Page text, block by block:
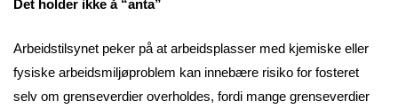
Det holder ikke å “anta”
Arbeidstilsynet peker på at arbeidsplasser med kjemiske eller
fysiske arbeidsmiljøproblem kan innebære risiko for fosteret
selv om grenseverdier overholdes, fordi mange grenseverdier